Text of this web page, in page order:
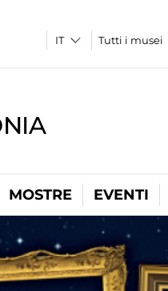
Tutti i musei
MOSTRE EVENTI